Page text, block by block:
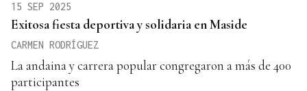
15 SEP 2025
Exitosa fiesta deportiva y solidaria en Maside
CARMEN RODRÍGUEZ
La andaina y carrera popular congregaron a más de 400
participantes